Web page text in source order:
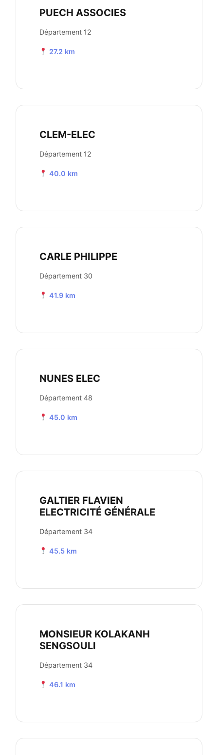
PUECH ASSOCIES
Département 12
27.2 km
CLEM-ELEC
Département 12
40.0 km
CARLE PHILIPPE
Département 30
41.9 km
NUNES ELEC
Département 48
45.0 km
GALTIER FLAVIEN
ELECTRICITÉ GÉNÉRALE
Département 34
45.5 km
MONSIEUR KOLAKANH
SENGSOULI
Département 34
46.1 km